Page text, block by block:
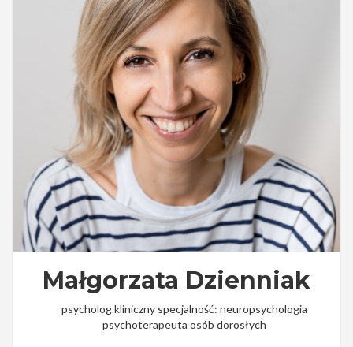
Małgorzata Dzienniak
psycholog kliniczny specjalność: neuropsychologia
psychoterapeuta osób dorosłych